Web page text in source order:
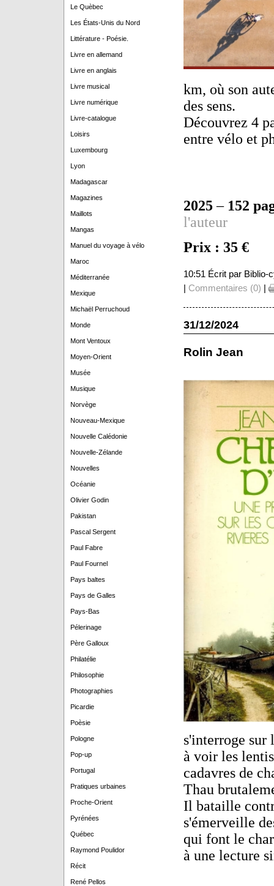
Le Quèbec
Les États-Unis du Nord
Littérature - Poésie.
Livre en allemand
Livre en anglais
Livre musical
Livre numérique
Livre-catalogue
Loisirs
Luxembourg
Lyon
Madagascar
Magazines
Maillots
Mangas
Manuel du voyage à vélo
Maroc
Méditerranée
Mexique
Michaël Perruchoud
Monde
Mont Ventoux
Moyen-Orient
Musée
Musique
Norvège
Nouveau-Mexique
Nouvelle Calédonie
Nouvelle-Zélande
Nouvelles
Océanie
Olivier Godin
Pakistan
Pascal Sergent
Paul Fabre
Paul Fournel
Pays baltes
Pays de Galles
Pays-Bas
Pélerinage
Père Galloux
Philatélie
Philosophie
Photographies
Picardie
Poèsie
Pologne
Pop-up
Portugal
Pratiques urbaines
Proche-Orient
Pyrénées
Québec
Raymond Poulidor
Récit
René Pellos
km, où son
des sens.
Découvrez 4
entre vélo et
2025– 152
l'auteur
Prix : 35 €
10:51 Écrit par Biblio-
| Commentaires (0) |
31/12/2024
Rolin Jean
s'interroge sur
à voir les
cadavres de
Thau
Il bataille
s'émerveille
qui font le
à une lecture